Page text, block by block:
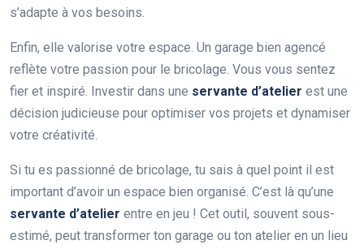
s’adapte à vos besoins.
Enfin, elle valorise votre espace. Un garage bien agencé
reflète votre passion pour le bricolage. Vous vous sentez
fier et inspiré. Investir dans une servante d’atelier est une
décision judicieuse pour optimiser vos projets et dynamiser
votre créativité.
Si tu es passionné de bricolage, tu sais à quel point il est
important d’avoir un espace bien organisé. C’est là qu’une
servante d’atelier entre en jeu ! Cet outil, souvent sous-
estimé, peut transformer ton garage ou ton atelier en un lieu